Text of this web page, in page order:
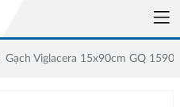
Gạch Viglacera 15x90cm GQ 15901